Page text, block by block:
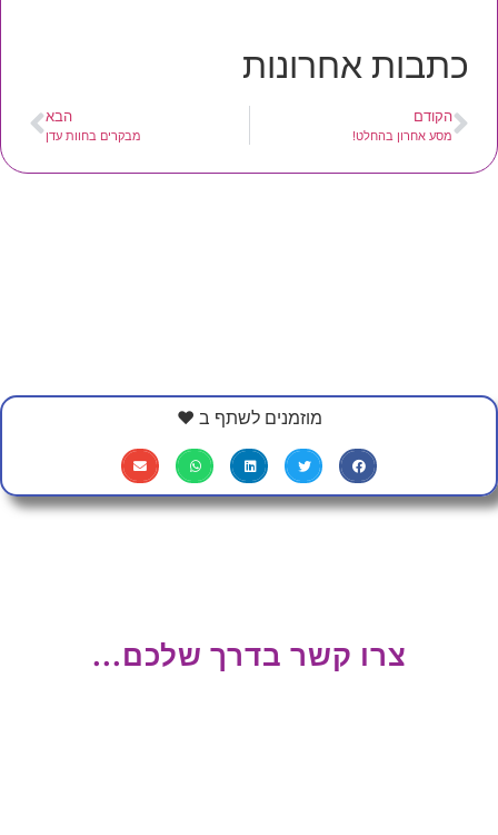
כתבות אחרונות
הקודם
מסע אחרון בהחלט!
הבא
מבקרים בחוות עדן
מוזמנים לשתף ב ❤
צרו קשר בדרך שלכם...